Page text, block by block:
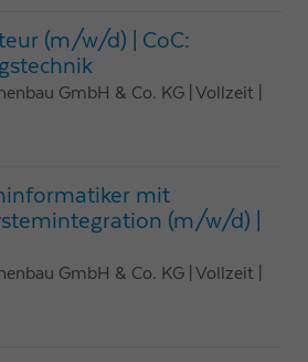
(m/w/d) | CoC:
GmbH & Co. KG | Vollzeit
mit
(m/w/d) |
GmbH & Co. KG | Vollzeit